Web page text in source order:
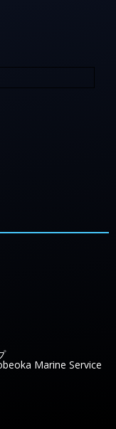
Marine Service